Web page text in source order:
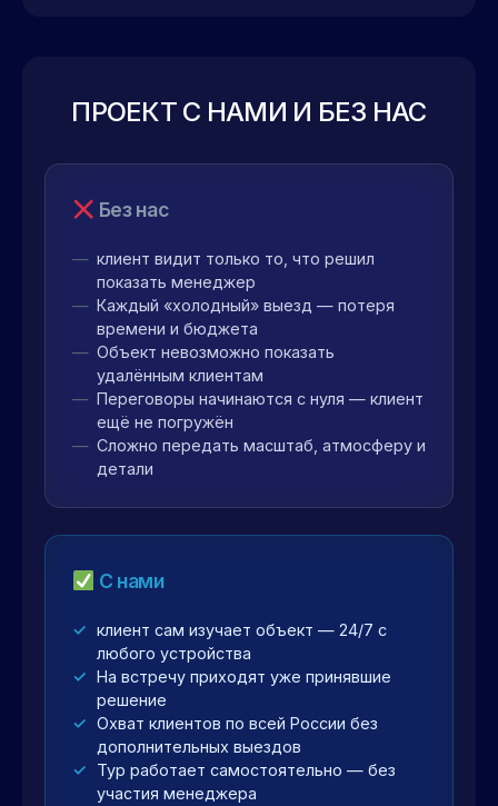
ПРОЕКТ С НАМИ И БЕЗ НАС
Без нас
клиент видит только то, что решил
показать менеджер
Каждый «холодный» выезд — потеря
времени и бюджета
Объект невозможно показать
удалённым клиентам
Переговоры начинаются с нуля — клиент
ещё не погружён
Сложно передать масштаб, атмосферу и
детали
С нами
клиент сам изучает объект — 24/7 с
любого устройства
На встречу приходят уже принявшие
решение
Охват клиентов по всей России без
дополнительных выездов
Тур работает самостоятельно — без
участия менеджера